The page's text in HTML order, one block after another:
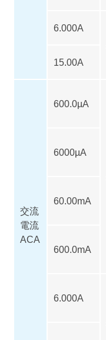
6.000A
15.00A
交流
電流
ACA
600.0µA
6000µA
60.00mA
600.0mA
6.000A